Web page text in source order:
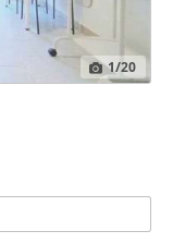
1/20